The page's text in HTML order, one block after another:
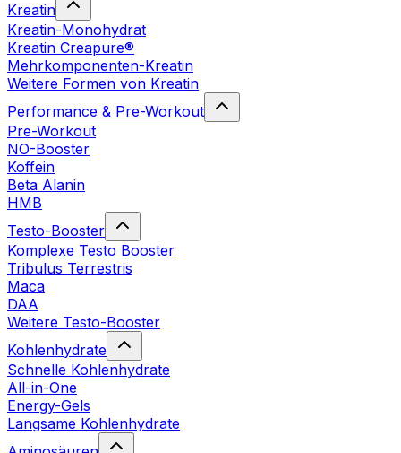
Kreatin
Kreatin-Monohydrat
Kreatin Creapure®
Mehrkomponenten-Kreatin
Weitere Formen von Kreatin
Performance & Pre-Workout
Pre-Workout
NO-Booster
Koffein
Beta Alanin
HMB
Testo-Booster
Komplexe Testo Booster
Tribulus Terrestris
Maca
DAA
Weitere Testo-Booster
Kohlenhydrate
Schnelle Kohlenhydrate
All-in-One
Energy-Gels
Langsame Kohlenhydrate